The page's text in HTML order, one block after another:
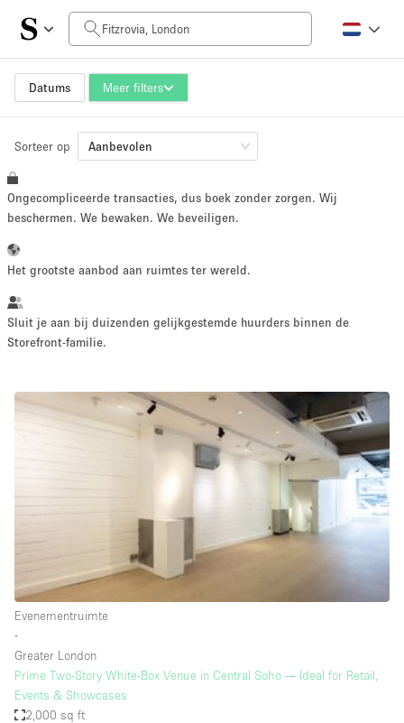
Datums Meer filters
Prijs per dag
£0
Grootte ruimte
100 sq ft 5000+ sq ft
~ 13 mensen
Vergadering Kantoor
Winkel
delen
Type ruimte
Advertentieruimte
Atelier / Werkplaats
Boetiek / Winkel
Sorteer op Aanbevolen
Ongecompliceerde transacties, dus boek zonder zorgen. Wij
beschermen. We bewaken. We beveiligen.
Het grootste aanbod aan ruimtes ter wereld.
Sluit je aan bij duizenden gelijkgestemde huurders binnen de
Storefront-familie.
Evenementruimte
∙
Greater London
Prime Two-Story White-Box Venue in Central Soho — Ideal for Retail,
Events & Showcases
2,000 sq ft